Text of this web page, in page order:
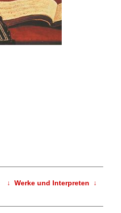
↓ Werke und Interpreten ↓